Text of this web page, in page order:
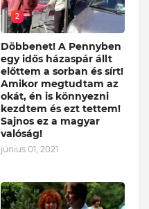
2
Döbbenet! A Pennyben
egy idős házaspár állt
előttem a sorban és sírt!
Amikor megtudtam az
okát, én is könnyezni
kezdtem és ezt tettem!
Sajnos ez a magyar
valóság!
június 01, 2021